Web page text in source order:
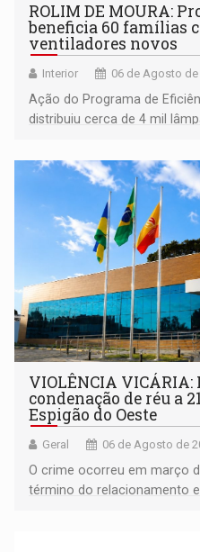
ROLIM DE MOURA:
beneficia 60 famílias
ventiladores novos
Interior 06 de Agosto de
Ação do Programa de
distribuiu cerca de 4 mil
comunidade
VIOLÊNCIA VICÁRIA:
condenação de réu a
Espigão do Oeste
Geral 06 de Agosto de
O crime ocorreu em março
término do relacionamento